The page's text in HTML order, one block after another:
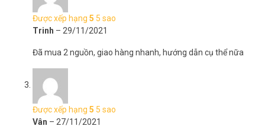
Được xếp hạng 5 5 sao
Trinh – 29/11/2021
Đã mua 2 nguồn, giao hàng nhanh, hướng dẫn cụ thể nữa
Được xếp hạng 5 5 sao
Vân – 27/11/2021